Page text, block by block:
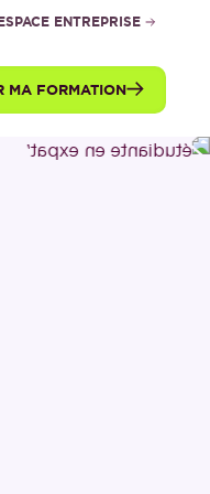
ENTREPRISE
MA FORMATION